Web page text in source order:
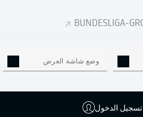
BUNDESLIGA-
وضع شاشة العرض
تسجيل الدخول
الدقة 75 %
جودة التمرير